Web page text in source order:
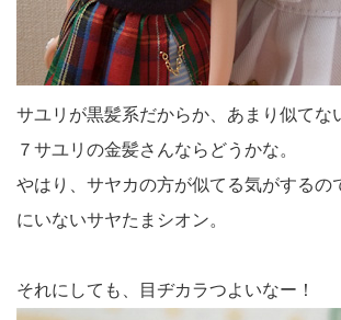
サユリが黒髪系だからか、あまり似てな
７サユリの金髪さんならどうかな。
やはり、サヤカの方が似てる気がするの
にいないサヤたまシオン。
それにしても、目ヂカラつよいなー！